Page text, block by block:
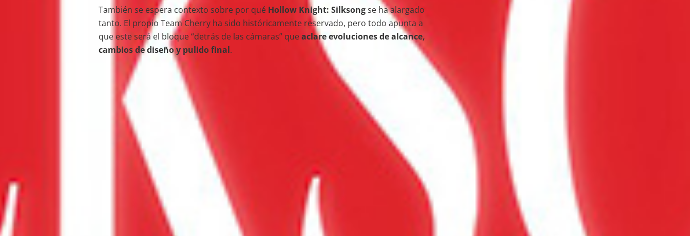
También se espera contexto sobre por qué Hollow Knight: Silksongse ha alargado
tanto. El propio Team Cherry ha sido históricamente reservado, pero todo apunta a
que este será el bloque “detrás de las cámaras” queaclare evoluciones de alcance,
cambios de diseño y pulido final.